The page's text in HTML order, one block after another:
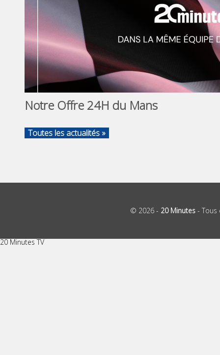
Notre Offre 24H du Mans
Toutes les actualités »
© 2026 - 20 Minutes -
20 Minutes TV